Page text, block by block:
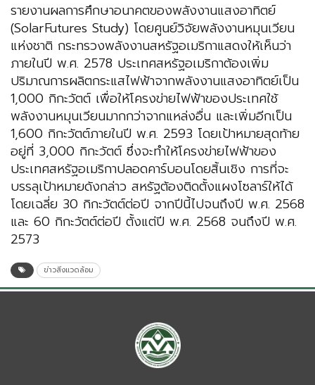
รายงานผลการศึกษาอนาคตของพลังงานแสงอาทิตย์
(SolarFutures Study) โดยศูนย์วิจัยพลังงานหมุนเวียน
แห่งชาติ กระทรวงพลังงานสหรัฐอเมริกาแสดงให้เห็นว่า
ภายในปี พ.ศ. 2578 ประเทศสหรัฐอเมริกาต้องเพิ่ม
ปริมาณการผลิตกระแสไฟฟ้าจากพลังงานแสงอาทิตย์เป็น
1,000 กิกะวัตต์ เพื่อให้โครงข่ายไฟฟ้าของประเทศใช้
พลังงานหมุนเวียนมากกว่าจากแหล่งอื่น และเพิ่มอีกเป็น
1,600 กิกะวัตต์ภายในปี พ.ศ. 2593 โดยเป้าหมายสุดท้าย
อยู่ที่ 3,000 กิกะวัตต์ ซึ่งจะทำให้โครงข่ายไฟฟ้าของ
ประเทศสหรัฐอเมริกาปลอดคาร์บอนโดยสิ้นเชิง การที่จะ
บรรลุเป้าหมายดังกล่าว สหรัฐต้องติดตั้งแผงโซลาร์ให้ได้
โดยเฉลี่ย 30 กิกะวัตต์ต่อปี จากปีนี้ไปจนถึงปี พ.ศ. 2568
และ 60 กิกะวัตต์ต่อปี ตั้งแต่ปี พ.ศ. 2568 จนถึงปี พ.ศ.
2573
ข่าวสิ่งแวดล้อม